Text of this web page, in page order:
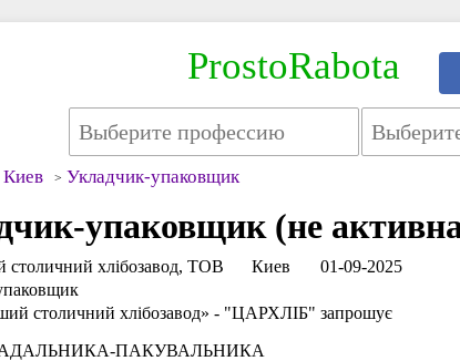
ProstoRabota
Киев Укладчик-упаковщик
упаковщик (не
хлібозавод, ТОВ Киев
01-09-2025
столичний хлібозавод» - "ЦАРХЛІБ" запрошує
ПАКУВАЛЬНИКА